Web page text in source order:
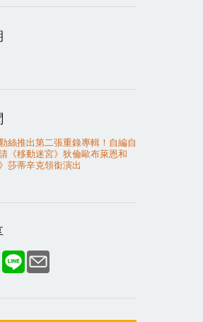
絲推出第二張重錄專輯！自編自
《移動迷宮》狄倫歐布萊恩和
莎蒂辛克領銜演出